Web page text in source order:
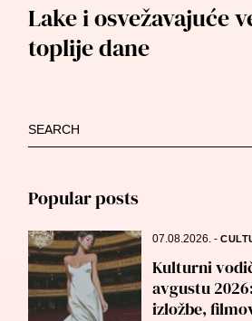
Lake i osvežavajuće
toplije dane
Search
for:
Popular posts
07.08.2026.-
Kulturni
avgustu
izložbe,